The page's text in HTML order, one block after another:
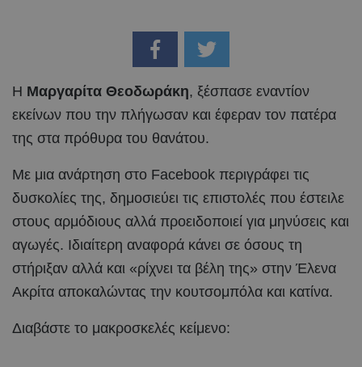
H Μαργαρίτα Θεοδωράκη, ξέσπασε εναντίον
εκείνων που την πλήγωσαν και έφεραν τον πατέρα
της στα πρόθυρα του θανάτου.
Με μια ανάρτηση στο Facebook περιγράφει τις
δυσκολίες της, δημοσιεύει τις επιστολές που έστειλε
στους αρμόδιους αλλά προειδοποιεί για μηνύσεις και
αγωγές. Ιδιαίτερη αναφορά κάνει σε όσους τη
στήριξαν αλλά και «ρίχνει τα βέλη της» στην Έλενα
Ακρίτα αποκαλώντας την κουτσομπόλα και κατίνα.
Διαβάστε το μακροσκελές κείμενο: